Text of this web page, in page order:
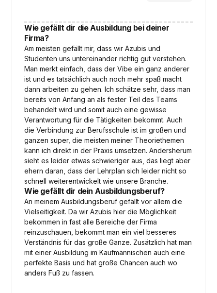
Wie gefällt dir die Ausbildung bei deiner
Firma?
Am meisten gefällt mir, dass wir Azubis und
Studenten uns untereinander richtig gut verstehen.
Man merkt einfach, dass der Vibe ein ganz anderer
ist und es tatsächlich auch noch mehr spaß macht
dann arbeiten zu gehen. Ich schätze sehr, dass man
bereits von Anfang an als fester Teil des Teams
behandelt wird und somit auch eine gewisse
Verantwortung für die Tätigkeiten bekommt. Auch
die Verbindung zur Berufsschule ist im großen und
ganzen super, die meisten meiner Theoriethemen
kann ich direkt in der Praxis umsetzen. Andersherum
sieht es leider etwas schwieriger aus, das liegt aber
ehern daran, dass der Lehrplan sich leider nicht so
schnell weiterentwickelt wie unsere Branche.
Wie gefällt dir dein Ausbildungsberuf?
An meinem Ausbildungsberuf gefällt vor allem die
Vielseitigkeit. Da wir Azubis hier die Möglichkeit
bekommen in fast alle Bereiche der Firma
reinzuschauen, bekommt man ein viel besseres
Verständnis für das große Ganze. Zusätzlich hat man
mit einer Ausbildung im Kaufmännischen auch eine
perfekte Basis und hat große Chancen auch wo
anders Fuß zu fassen.